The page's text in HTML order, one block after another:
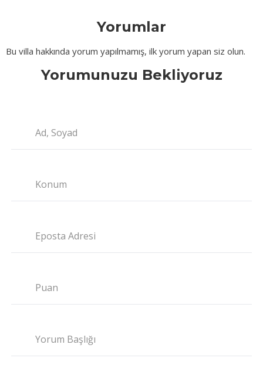
Yorumlar
Bu villa hakkında yorum yapılmamış, ilk yorum yapan siz olun.
Yorumunuzu Bekliyoruz
Ad, Soyad
Konum
Eposta Adresi
Puan
Yorum Başlığı